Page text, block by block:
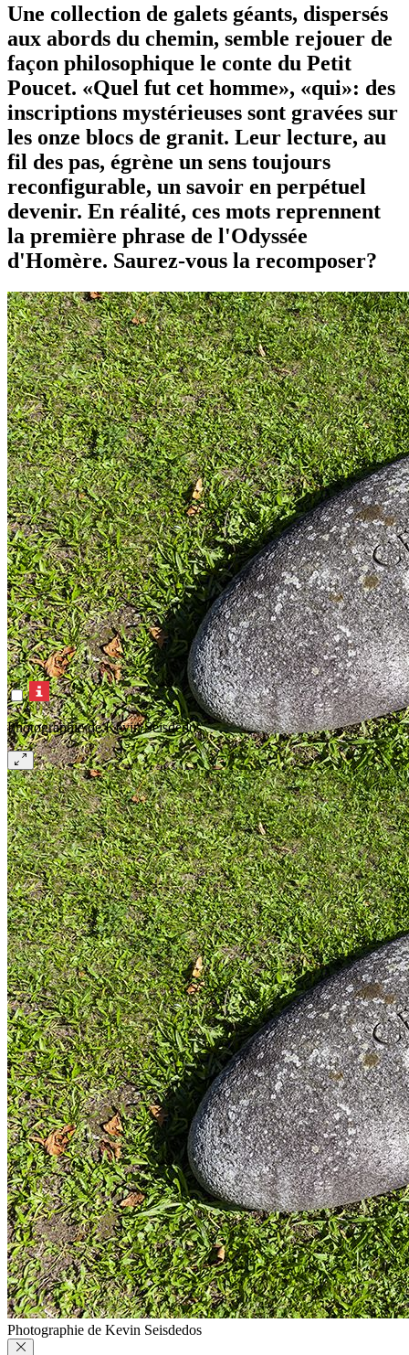
Une collection de galets géants, dispersés
aux abords du chemin, semble rejouer de
façon philosophique le conte du Petit
Poucet. «Quel fut cet homme», «qui»: des
inscriptions mystérieuses sont gravées sur
les onze blocs de granit. Leur lecture, au
fil des pas, égrène un sens toujours
reconfigurable, un savoir en perpétuel
devenir. En réalité, ces mots reprennent
la première phrase de l'Odyssée
d'Homère. Saurez-vous la recomposer?
Photographie de Kevin Seisdedos
Photographie de Kevin Seisdedos